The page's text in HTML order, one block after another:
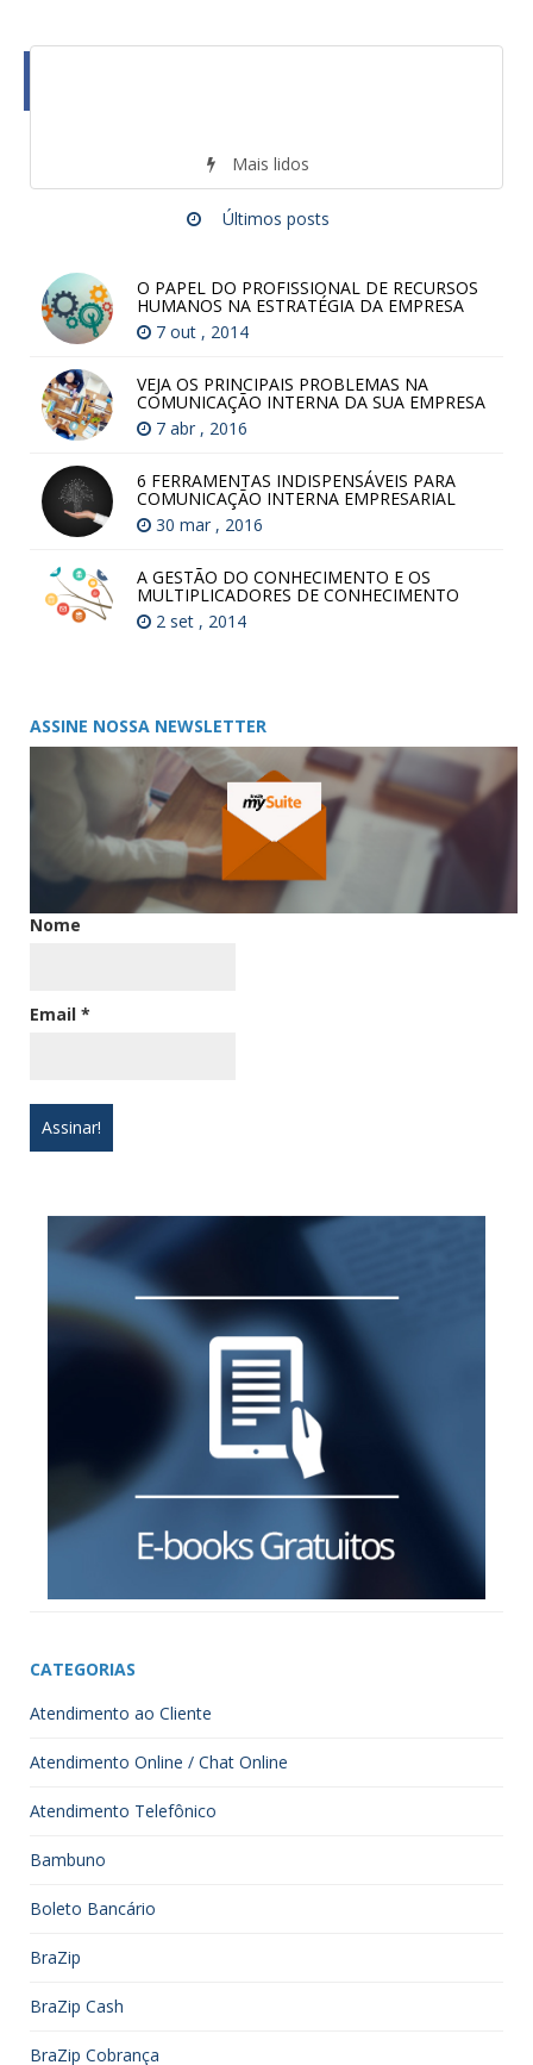
Mais lidos
Últimos posts
O PAPEL DO PROFISSIONAL DE RECURSOS
HUMANOS NA ESTRATÉGIA DA EMPRESA
7 out , 2014
VEJA OS PRINCIPAIS PROBLEMAS NA
COMUNICAÇÃO INTERNA DA SUA EMPRESA
7 abr , 2016
6 FERRAMENTAS INDISPENSÁVEIS PARA
COMUNICAÇÃO INTERNA EMPRESARIAL
30 mar , 2016
A GESTÃO DO CONHECIMENTO E OS
MULTIPLICADORES DE CONHECIMENTO
2 set , 2014
ASSINE NOSSA NEWSLETTER
Nome
Email *
CATEGORIAS
Atendimento ao Cliente
Atendimento Online / Chat Online
Atendimento Telefônico
Bambuno
Boleto Bancário
BraZip
BraZip Cash
BraZip Cobrança